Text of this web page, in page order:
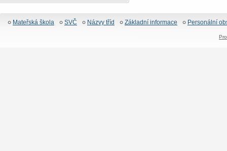
Mateřská škola SVČ Názvy tříd Základní informace Personální